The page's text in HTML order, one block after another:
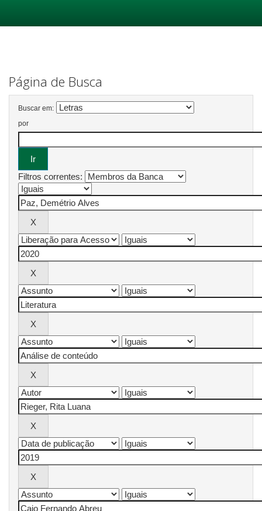
Página de Busca
Buscar em:
por
Filtros correntes: